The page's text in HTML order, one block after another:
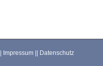
Impressum|| Datenschutz